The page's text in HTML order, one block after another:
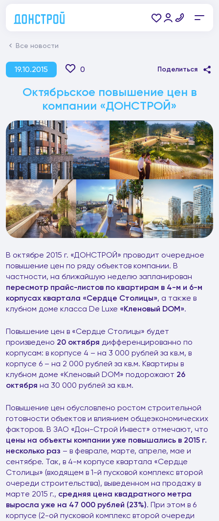
Все новости
19.10.2015 0 Поделиться
Октябрьское повышение цен в
компании «ДОНСТРОЙ»
В октябре 2015 г. «ДОНСТРОЙ» проводит очередное
повышение цен по ряду объектов компании. В
частности, на ближайшую неделю запланирован
пересмотр прайс-листов по квартирам в 4-м и 6-м
корпусах квартала «Сердце Столицы», а также в
клубном доме класса De Luxe «Кленовый DOM».
Повышение цен в «Сердце Столицы» будет
произведено 20 октября дифференцированно по
корпусам: в корпусе 4 – на 3 000 рублей за кв.м, в
корпусе 6 – на 2 000 рублей за кв.м. Квартиры в
клубном доме «Кленовый DOM» подорожают 26
октября на 30 000 рублей за кв.м.
Повышение цен обусловлено ростом строительной
готовности объектов и влиянием общеэкономических
факторов. В ЗАО «Дон-Строй Инвест» отмечают, что
цены на объекты компании уже повышались в 2015 г.
несколько раз – в феврале, марте, апреле, мае и
сентябре. Так, в 4-м корпусе квартала «Сердце
Столицы» (входящем в 1-й пусковой комплекс второй
очереди строительства), выведенном на продажу в
марте 2015 г., средняя цена квадратного метра
выросла уже на 47 000 рублей (23%). При этом в 6
корпусе (2-ой пусковой комплекс второй очереди